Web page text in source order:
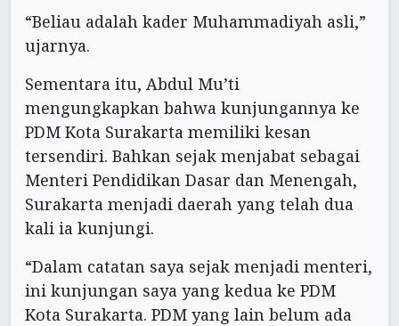
“Beliau adalah kader Muhammadiyah asli,”
ujarnya.
Sementara itu, Abdul Mu’ti
mengungkapkan bahwa kunjungannya ke
PDM Kota Surakarta memiliki kesan
tersendiri. Bahkan sejak menjabat sebagai
Menteri Pendidikan Dasar dan Menengah,
Surakarta menjadi daerah yang telah dua
kali ia kunjungi.
“Dalam catatan saya sejak menjadi menteri,
ini kunjungan saya yang kedua ke PDM
Kota Surakarta. PDM yang lain belum ada